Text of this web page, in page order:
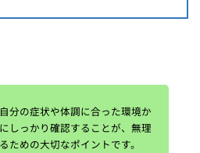
分の症状や体調に合った環境か
しっかり確認することが、無理
ための大切なポイントです。